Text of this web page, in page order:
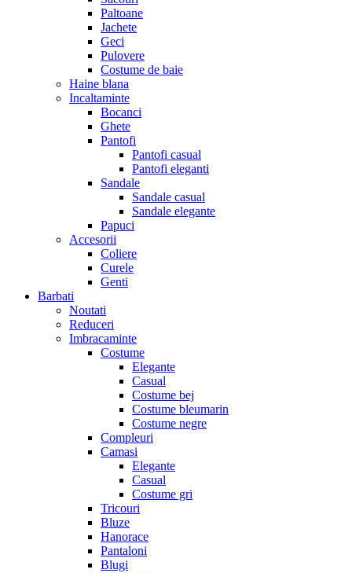
Paltoane
Jachete
Geci
Pulovere
Costume de baie
Haine blana
Incaltaminte
Bocanci
Ghete
Pantofi
Pantofi casual
Pantofi eleganti
Sandale
Sandale casual
Sandale elegante
Papuci
Accesorii
Coliere
Curele
Genti
Barbati
Noutati
Reduceri
Imbracaminte
Costume
Elegante
Casual
Costume bej
Costume bleumarin
Costume negre
Compleuri
Camasi
Elegante
Casual
Costume gri
Tricouri
Bluze
Hanorace
Pantaloni
Blugi